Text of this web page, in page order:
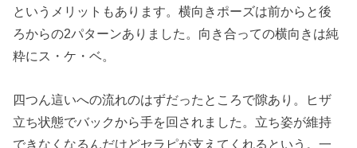
というメリットもあります。横向きポーズは前からと後
ろからの2パターンありました。向き合っての横向きは純
粋にス・ケ・ベ。
四つん這いへの流れのはずだったところで隙あり。ヒザ
立ち状態でバックから手を回されました。立ち姿が維持
できなくなるんだけどセラピが支えてくれるという。一